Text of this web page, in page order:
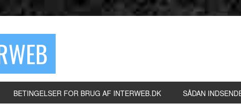
BETINGELSER FOR BRUG AF INTERWEB.DK SÅDAN